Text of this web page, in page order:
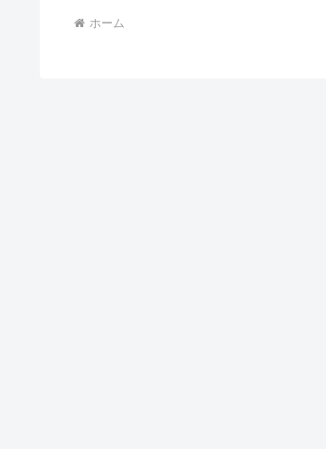
ホーム